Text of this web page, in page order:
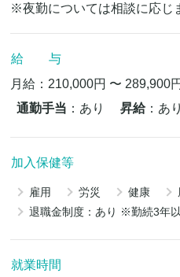
※夜勤については相談に応じ
給 与
月給：210,000円 〜 289,900円
通勤手当 ：あり 昇給：あり
加入保健等
雇用 労災 健康
退職金制度：あり ※勤続3年
就業時間